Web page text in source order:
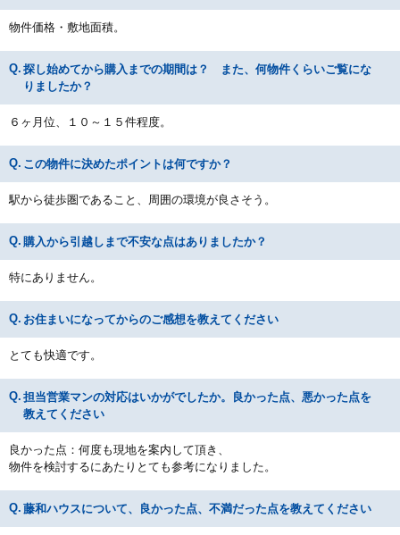
物件価格・敷地面積。
探し始めてから購入までの期間は？ また、何物件くらいご覧にな
りましたか？
６ヶ月位、１０～１５件程度。
この物件に決めたポイントは何ですか？
駅から徒歩圏であること、周囲の環境が良さそう。
購入から引越しまで不安な点はありましたか？
特にありません。
お住まいになってからのご感想を教えてください
とても快適です。
担当営業マンの対応はいかがでしたか。良かった点、悪かった点を
教えてください
良かった点：何度も現地を案内して頂き、
物件を検討するにあたりとても参考になりました。
藤和ハウスについて、良かった点、不満だった点を教えてください